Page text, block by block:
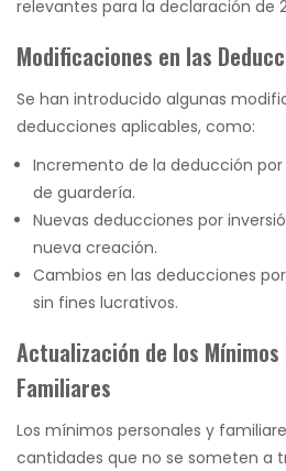
relevantes para la declaración de
Modificaciones en las
Se han introducido algunas
deducciones aplicables, como:
Incremento de la deducción
de guardería.
Nuevas deducciones por
nueva creación.
Cambios en las deducciones
sin fines lucrativos.
Actualización de los
Familiares
Los mínimos personales y
cantidades que no se someten a